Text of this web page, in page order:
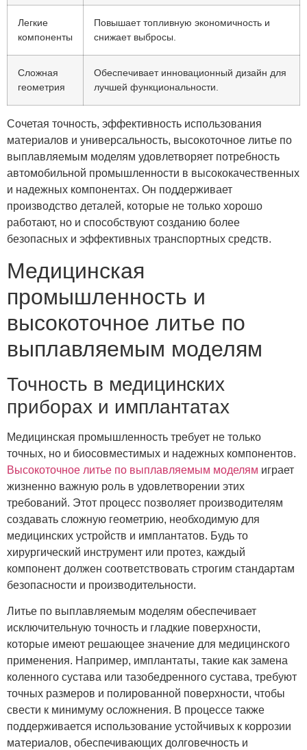
Легкие
компоненты
Повышает топливную экономичность и
снижает выбросы.
Сложная
геометрия
Обеспечивает инновационный дизайн для
лучшей функциональности.
Сочетая точность, эффективность использования
материалов и универсальность, высокоточное литье по
выплавляемым моделям удовлетворяет потребность
автомобильной промышленности в высококачественных
и надежных компонентах. Он поддерживает
производство деталей, которые не только хорошо
работают, но и способствуют созданию более
безопасных и эффективных транспортных средств.
Медицинская
промышленность и
высокоточное литье по
выплавляемым моделям
Точность в медицинских
приборах и имплантатах
Медицинская промышленность требует не только
точных, но и биосовместимых и надежных компонентов.
Высокоточное литье по выплавляемым моделям играет
жизненно важную роль в удовлетворении этих
требований. Этот процесс позволяет производителям
создавать сложную геометрию, необходимую для
медицинских устройств и имплантатов. Будь то
хирургический инструмент или протез, каждый
компонент должен соответствовать строгим стандартам
безопасности и производительности.
Литье по выплавляемым моделям обеспечивает
исключительную точность и гладкие поверхности,
которые имеют решающее значение для медицинского
применения. Например, имплантаты, такие как замена
коленного сустава или тазобедренного сустава, требуют
точных размеров и полированной поверхности, чтобы
свести к минимуму осложнения. В процессе также
поддерживается использование устойчивых к коррозии
материалов, обеспечивающих долговечность и